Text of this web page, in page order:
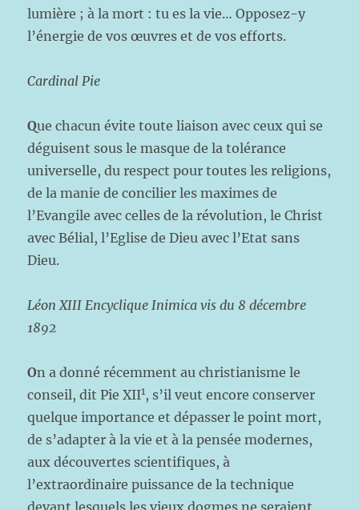
lumière ; à la mort : tu es la vie… Opposez-y
l’énergie de vos œuvres et de vos efforts.
Cardinal Pie
Que chacun évite toute liaison avec ceux qui se
déguisent sous le masque de la tolérance
universelle, du respect pour toutes les religions,
de la manie de concilier les maximes de
l’Evangile avec celles de la révolution, le Christ
avec Bélial, l’Eglise de Dieu avec l’Etat sans
Dieu.
Léon XIII Encyclique Inimica vis du 8 décembre
1892
On a donné récemment au christianisme le
conseil, dit Pie XII1, s’il veut encore conserver
quelque importance et dépasser le point mort,
de s’adapter à la vie et à la pensée modernes,
aux découvertes scientifiques, à
l’extraordinaire puissance de la technique
devant lesquels les vieux dogmes ne seraient